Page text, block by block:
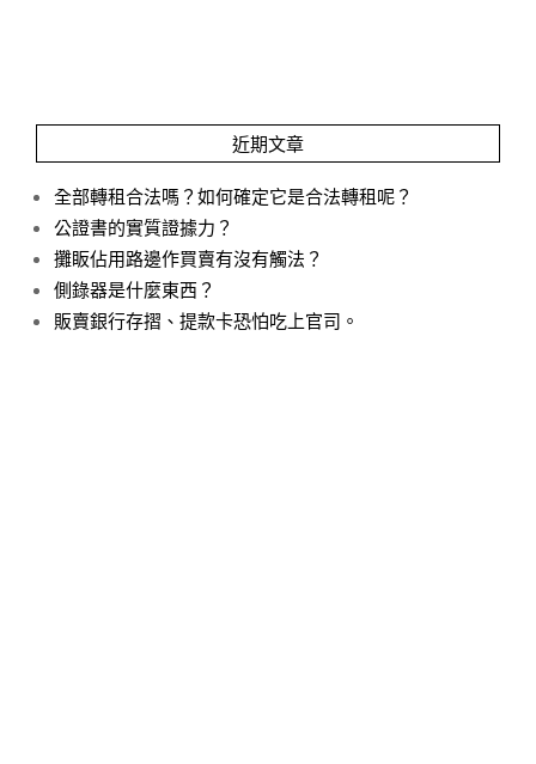
近期文章
全部轉租合法嗎？如何確定它是合法轉租呢？
公證書的實質證據力？
攤眅佔用路邊作買賣有沒有觸法？
側錄器是什麼東西？
販賣銀行存摺、提款卡恐怕吃上官司。